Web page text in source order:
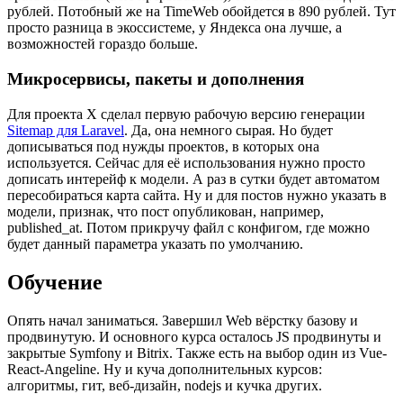
рублей. Потобный же на TimeWeb обойдется в 890 рублей. Тут
просто разница в экоссистеме, у Яндекса она лучше, а
возможностей гораздо больше.
Микросервисы, пакеты и дополнения
Для проекта X сделал первую рабочую версию генерации
Sitemap для Laravel. Да, она немного сырая. Но будет
дописываться под нужды проектов, в которых она
используется. Сейчас для её использования нужно просто
дописать интерейф к модели. А раз в сутки будет автоматом
пересобираться карта сайта. Ну и для постов нужно указать в
модели, признак, что пост опубликован, например,
published_at. Потом прикручу файл с конфигом, где можно
будет данный параметра указать по умолчанию.
Обучение
Опять начал заниматься. Завершил Web вёрстку базову и
продвинутую. И основного курса осталось JS продвинуты и
закрытые Symfony и Bitrix. Также есть на выбор один из Vue-
React-Angeline. Ну и куча дополнительных курсов:
алгоритмы, гит, веб-дизайн, nodejs и кучка других.